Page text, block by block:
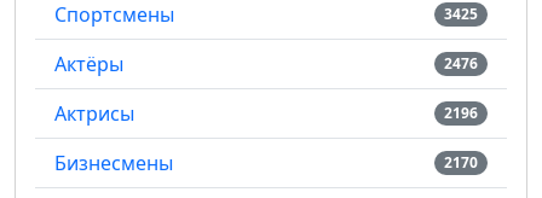
Спортсмены 3425
Актёры 2476
Актрисы 2196
Бизнесмены 2170